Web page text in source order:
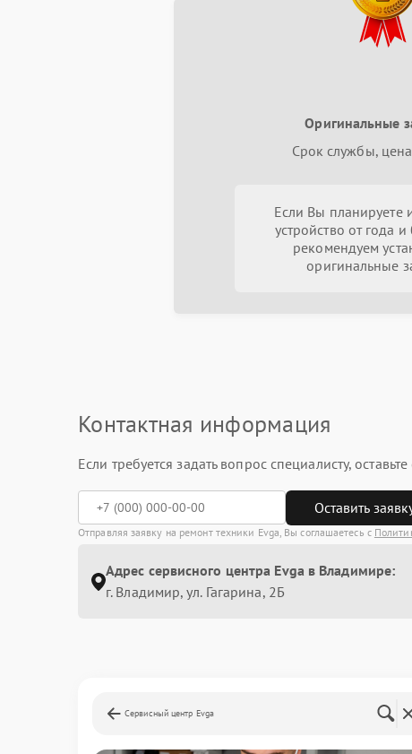
Оригинальные
Срок службы,
Если Вы планируете
устройство от года
рекомендуем
оригинальные
Контактная информация
Если требуется задать вопрос специалисту,
Оставить
Отправляя заявку на ремонт техники Evga, Вы соглашаетесь с
Адрес сервисного центра Evga в Владимире:
г. Владимир, ул. Гагарина, 2Б
Сервисный центр Evga